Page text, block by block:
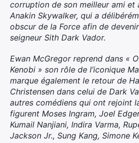
corruption de son meilleur ami et
Anakin Skywalker, qui a
obscur de la Force afin de
seigneur Sith Dark Vador.
Ewan McGregor reprend dans «
Kenobi » son rôle de l’iconique
marque également le retour de
Christensen dans celui de Dark
autres comédiens qui ont rejoint
figurent Moses Ingram, Joel
Kumail Nanjiani, Indira Varma,
Jackson Jr., Sung Kang, Simone
Rechercher